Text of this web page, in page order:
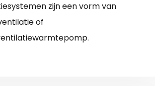
zijn een vorm van
of